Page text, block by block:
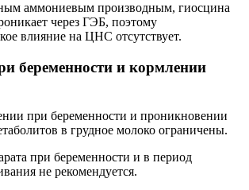
аммониевым производным, гиосцина
через ГЭБ, поэтому
влияние на ЦНС отсутствует.
беременности и кормлении
при беременности и проникновении
в грудное молоко ограничены.
при беременности и в период
не рекомендуется.